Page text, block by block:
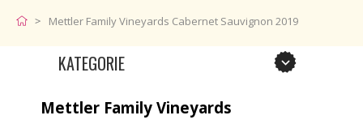
Mettler Family Vineyards Cabernet Sauvignon 2019
KATEGORIE
Mettler Family Vineyards